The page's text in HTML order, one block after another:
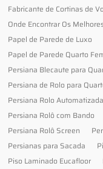
Fabricante de Cortinas de
Onde Encontrar Os
Papel de Parede de Luxo
Papel de Parede Quarto
Persiana Blecaute para
Persiana de Rolo para
Persiana Rolo
Persiana Rolô com Bando
Persiana Rolô Screen
Persianas para Sacada
Piso Laminado Eucafloor